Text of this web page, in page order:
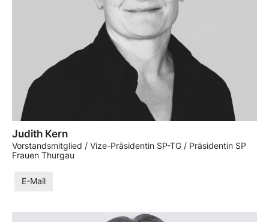
Judith Kern
Vorstandsmitglied / Vize-Präsidentin SP-TG / Präsidentin SP
Frauen Thurgau
E-Mail